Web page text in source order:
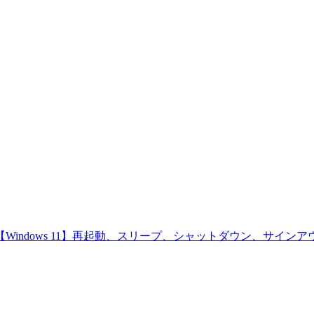
Windows 11】再起動、スリープ、シャットダウン、サインア